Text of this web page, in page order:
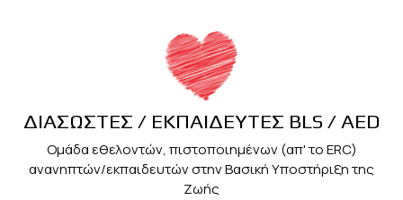
ΔΙΑΣΩΣΤΕΣ / ΕΚΠΑΙΔΕΥΤΕΣ BLS / AED
Ομάδα εθελοντών, πιστοποιημένων (απ' το ERC)
ανανηπτών/εκπαιδευτών στην Βασική Υποστήριξη της
Ζωής